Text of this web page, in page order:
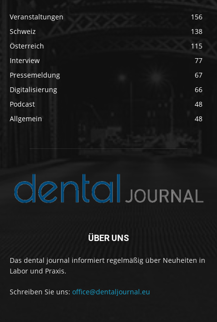
Veranstaltungen
156
Schweiz
138
Österreich
115
Interview
77
Pressemeldung
67
Digitalisierung
66
Podcast
48
Allgemein
48
ÜBER UNS
Das dental journal informiert regelmäßig über Neuheiten in
Labor und Praxis.
Schreiben Sie uns: office@dentaljournal.eu